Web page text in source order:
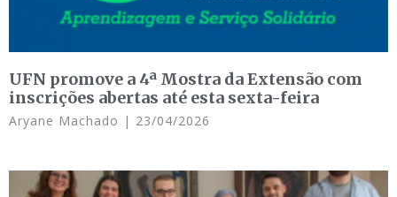
UFN promove a 4ª Mostra da Extensão com
inscrições abertas até esta sexta-feira
Aryane Machado 23/04/2026